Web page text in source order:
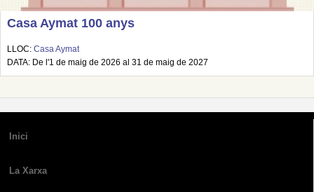
Casa Aymat 100 anys
LLOC: Casa Aymat
DATA: De l'1 de maig de 2026 al 31 de maig de 2027
Inici
La Xarxa